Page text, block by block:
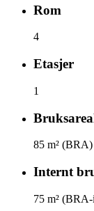
Rom
4
Etasjer
1
85 m² (BRA)
Internt
75 m²